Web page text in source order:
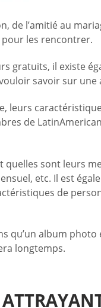
de l’amitié au
les rencontrer.
gratuits, il existe
savoir sur
leurs
de
quelles sont leurs
etc. Il est
de
qu’un album
longtemps.